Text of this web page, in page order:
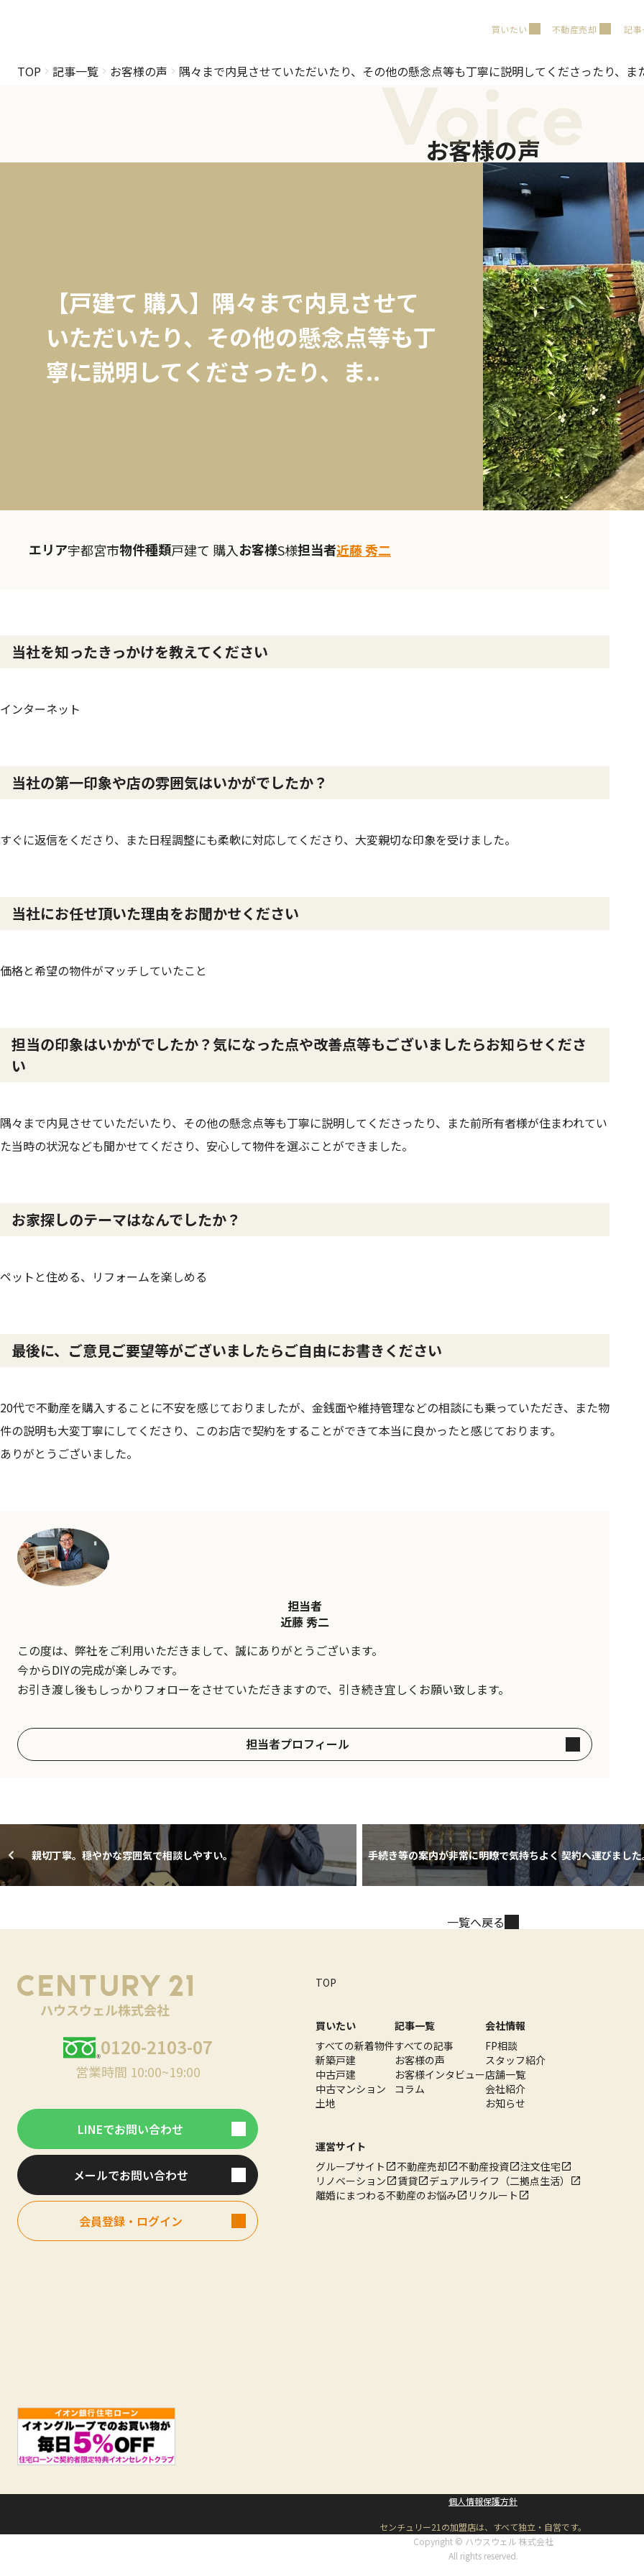
買いたい 不動産売却 記
TOP 記事一覧 お客様の声 隅々まで内見させていただいたり、その他の懸念点等も丁寧に説明してくださったり、
Voice
お客様の声
【戸建て 購入】隅々まで内見させて
いただいたり、その他の懸念点等も丁
寧に説明してくださったり、ま..
エリア宇都宮市物件種類戸建て 購入お客様S様担当者近藤 秀二
当社を知ったきっかけを教えてください
インターネット
当社の第一印象や店の雰囲気はいかがでしたか？
すぐに返信をくださり、また日程調整にも柔軟に対応してくださり、大変親切な印象を受けました。
当社にお任せ頂いた理由をお聞かせください
価格と希望の物件がマッチしていたこと
担当の印象はいかがでしたか？気になった点や改善点等もございましたらお知らせくださ
い
隅々まで内見させていただいたり、その他の懸念点等も丁寧に説明してくださったり、また前所有者様が住まわれてい
た当時の状況なども聞かせてくださり、安心して物件を選ぶことができました。
お家探しのテーマはなんでしたか？
ペットと住める、リフォームを楽しめる
最後に、ご意見ご要望等がございましたらご自由にお書きください
20代で不動産を購入することに不安を感じておりましたが、金銭面や維持管理などの相談にも乗っていただき、また物
件の説明も大変丁寧にしてくださり、このお店で契約をすることができて本当に良かったと感じております。
ありがとうございました。
担当者
近藤 秀二
この度は、弊社をご利用いただきまして、誠にありがとうございます。
今からDIYの完成が楽しみです。
お引き渡し後もしっかりフォローをさせていただきますので、引き続き宜しくお願い致します。
担当者プロフィール
親切丁寧。穏やかな雰囲気で相談しやすい。 手続き等の案内が非常に明瞭で気持ちよく 契約へ運びまし
一覧へ戻る
0120-2103-07
営業時間 10:00~19:00
LINEでお問い合わせ
メールでお問い合わせ
会員登録・ログイン
TOP
買いたい
すべての新着物件
新築戸建
中古戸建
中古マンション
土地
記事一覧
すべての記事
お客様の声
お客様インタビュー
コラム
会社情報
FP相談
スタッフ紹介
店舗一覧
会社紹介
お知らせ
運営サイト
グループサイト
不動産売却 不動産投資
注文住宅
リノベーション
賃貸
デュアルライフ（二拠点生活）
離婚にまつわる不動産のお悩み
リクルート
個人情報保護方針
センチュリー21の加盟店は、すべて独立・自営です。
Copyright © ハウスウェル 株式会社
All rights reserved.